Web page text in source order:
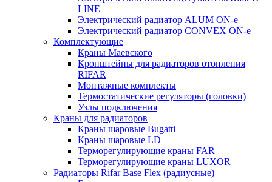
LINE
Электрический радиатор ALUM ON-e
Электрический радиатор CONVEX ON-e
Комплектующие
Краны Маевского
Кронштейны для радиаторов отопления
RIFAR
Монтажные комплекты
Термостатические регуляторы (головки)
Узлы подключения
Краны для радиаторов
Краны шаровые Bugatti
Краны шаровые LD
Терморегулирующие краны FAR
Терморегулирующие краны LUXOR
Радиаторы Rifar Base Flex (радиусные)